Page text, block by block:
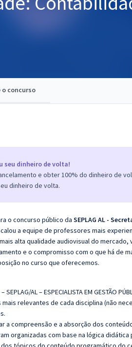
o concurso
seu dinheiro de volta!
e obter 100% do dinheiro de
dinheiro de volta.
o concurso público da SEPLAG AL -
a equipe de professores mais
alta qualidade audiovisual do
e o compromisso com o que há de
no curso que oferecemos.
AL – ESPECIALISTA EM GESTÃO
relevantes de cada disciplina (não
a compreensão e a absorção dos
organizadas com base na lógica